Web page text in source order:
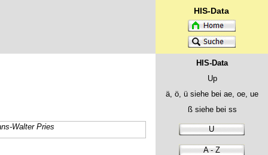
HIS-Data
HIS-Data
Up
ä, ö, ü siehe bei ae, oe, ue
ß siehe bei ss
U
A - Z
Walter Pries